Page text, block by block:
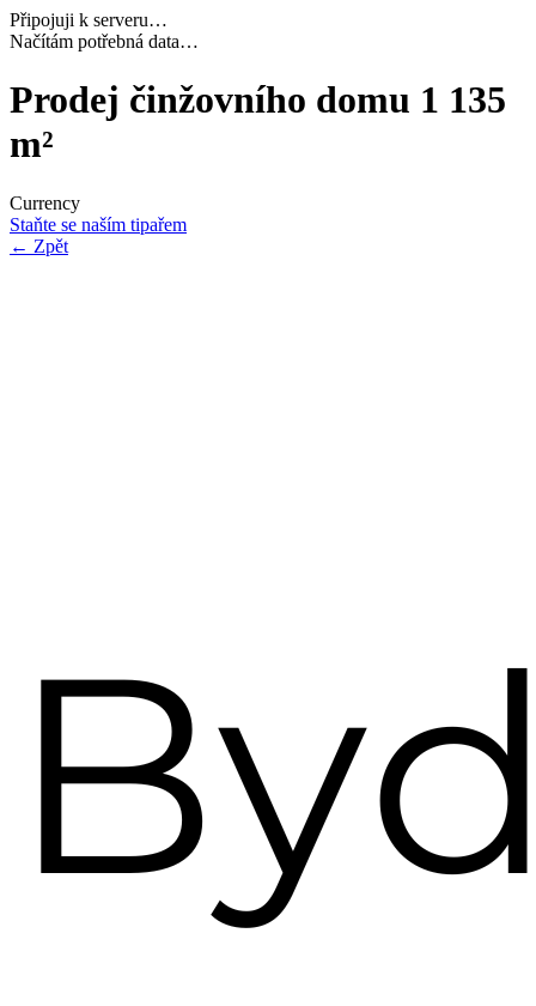
Připojuji k serveru…
Dokončuji inicializaci…
Prodej činžovního domu 1 135
m²
Currency
Staňte se naším tipařem
← Zpět